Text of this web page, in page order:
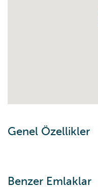
Genel Özellikler
Benzer Emlaklar